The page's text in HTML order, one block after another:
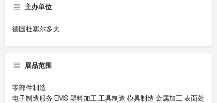
主办单位
德国杜塞尔多夫
展品范围
零部件制造
电子制造服务 EMS 塑料加工 工具制造 模具制造 金属加工 表面处